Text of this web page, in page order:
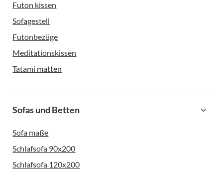
Futon kissen
Sofagestell
Futonbezüge
Meditationskissen
Tatami matten
Sofas und Betten
Sofa maße
Schlafsofa 90x200
Schlafsofa 120x200